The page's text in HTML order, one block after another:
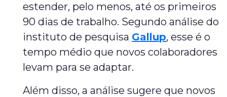
estender, pelo menos, até os primeiros
90 dias de trabalho. Segundo análise do
instituto de pesquisa Gallup, esse é o
tempo médio que novos colaboradores
levam para se adaptar.
Além disso, a análise sugere que novos